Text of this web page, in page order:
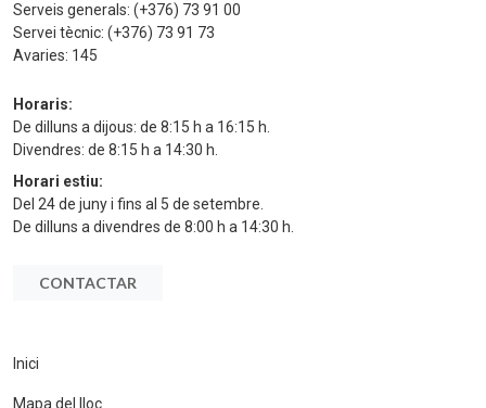
Serveis generals: (+376) 73 91 00
Servei tècnic: (+376) 73 91 73
Avaries: 145
Horaris:
De dilluns a dijous: de 8:15 h a 16:15 h.
Divendres: de 8:15 h a 14:30 h.
Horari estiu:
Del 24 de juny i fins al 5 de setembre.
De dilluns a divendres de 8:00 h a 14:30 h.
CONTACTAR
Inici
Mapa del lloc